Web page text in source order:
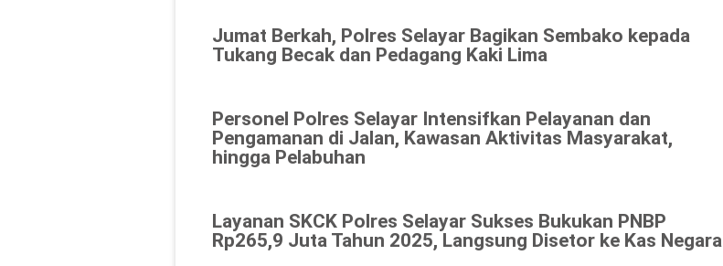
Jumat Berkah, Polres Selayar Bagikan Sembako kepada
Tukang Becak dan Pedagang Kaki Lima
Personel Polres Selayar Intensifkan Pelayanan dan
Pengamanan di Jalan, Kawasan Aktivitas Masyarakat,
hingga Pelabuhan
Layanan SKCK Polres Selayar Sukses Bukukan PNBP
Rp265,9 Juta Tahun 2025, Langsung Disetor ke Kas Negara